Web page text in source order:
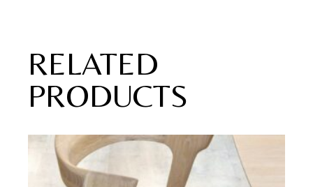
RELATED
PRODUCTS